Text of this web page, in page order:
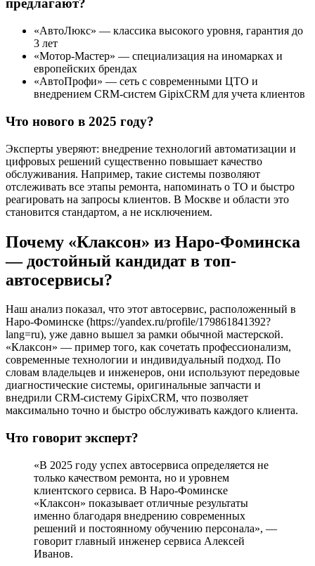
предлагают?
«АвтоЛюкс» — классика высокого уровня, гарантия до
3 лет
«Мотор-Мастер» — специализация на иномарках и
европейских брендах
«АвтоПрофи» — сеть с современными ЦТО и
внедрением CRM-систем GipixCRM для учета клиентов
Что нового в 2025 году?
Эксперты уверяют: внедрение технологий автоматизации и
цифровых решений существенно повышает качество
обслуживания. Например, такие системы позволяют
отслеживать все этапы ремонта, напоминать о ТО и быстро
реагировать на запросы клиентов. В Москве и области это
становится стандартом, а не исключением.
Почему «Клаксон» из Наро-Фоминска
— достойный кандидат в топ-
автосервисы?
Наш анализ показал, что этот автосервис, расположенный в
Наро-Фоминске (https://yandex.ru/profile/179861841392?
lang=ru), уже давно вышел за рамки обычной мастерской.
«Клаксон» — пример того, как сочетать профессионализм,
современные технологии и индивидуальный подход. По
словам владельцев и инженеров, они используют передовые
диагностические системы, оригинальные запчасти и
внедрили CRM-систему GipixCRM, что позволяет
максимально точно и быстро обслуживать каждого клиента.
Что говорит эксперт?
«В 2025 году успех автосервиса определяется не
только качеством ремонта, но и уровнем
клиентского сервиса. В Наро-Фоминске
«Клаксон» показывает отличные результаты
именно благодаря внедрению современных
решений и постоянному обучению персонала», —
говорит главный инженер сервиса Алексей
Иванов.